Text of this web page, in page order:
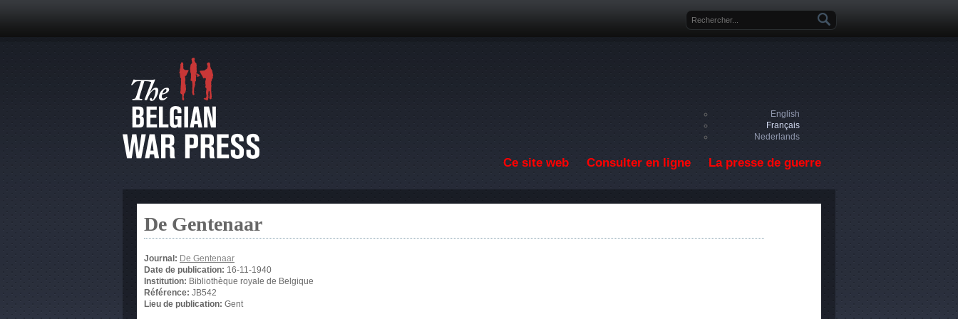
Formulaire de recherche
English
Français
Nederlands
Ce site web Consulter en ligne La presse de guerre
De Gentenaar
Journal: De Gentenaar
Date de publication: 16-11-1940
Institution: Bibliothèque royale de Belgique
Référence: JB542
Lieu de publication: Gent